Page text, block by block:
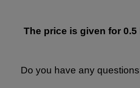
The price is given for 0.5
Do you have any